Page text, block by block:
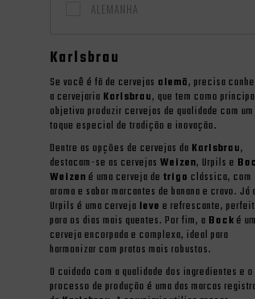
ALEMANHA
Karlsbrau
Se você é fã de cervejas alemã, precisa
a cervejaria Karlsbrau, que tem como
objetivo produzir cervejas de qualidade com um
toque especial de tradição e inovação.
Dentre as opções de cervejas da Karlsbrau,
destacam-se as cervejas Weizen, Urpils e
Weizen é uma cerveja de trigo clássica, com
aroma e sabor marcantes de banana e cravo. Já
Urpils é uma cerveja leve e refrescante,
para os dias mais quentes. Por fim, a Bock é
cerveja encorpada e complexa, ideal para
harmonizar com pratos mais robustos.
O cuidado com a qualidade dos ingredientes e o
processo de produção é uma das marcas